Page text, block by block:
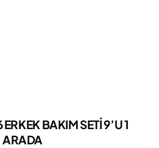
BAKIM SETİ 9’U 1
ARADA